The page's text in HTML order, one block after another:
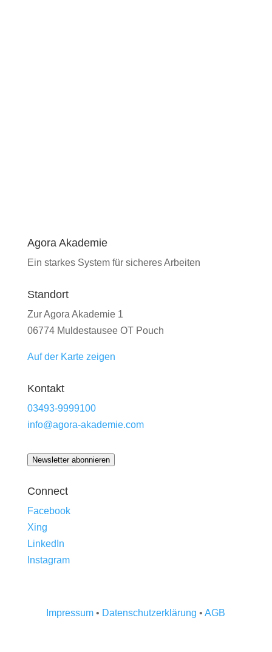
Agora Akademie
Ein starkes System für sicheres Arbeiten
Standort
Zur Agora Akademie 1
06774 Muldestausee OT Pouch
Auf der Karte zeigen
Kontakt
03493-9999100
info@agora-akademie.com
Newsletter abonnieren
Connect
Facebook
Xing
LinkedIn
Instagram
Impressum • Datenschutzerklärung •AGB